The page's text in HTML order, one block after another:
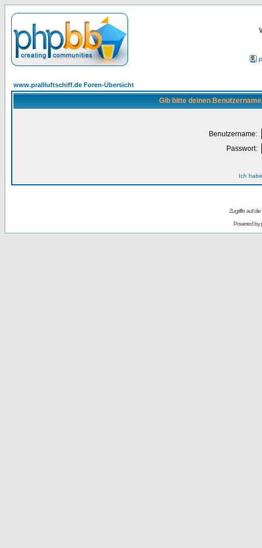
www.prallluftschiff.de Foren-Übersicht
Gib bitte deinen
Benutzername:
Passwort:
Ich
Zugriffe auf
Powered by